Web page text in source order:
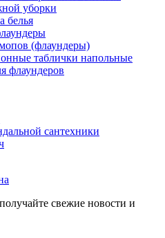
уборки
белья
(флаундеры)
таблички напольные
флаундеров
сантехники
свежие новости и